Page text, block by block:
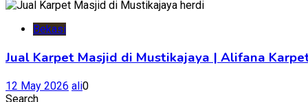
Bekasi
Jual Karpet Masjid di Mustikajaya | Alifana
12 May 2026 ali0
Search